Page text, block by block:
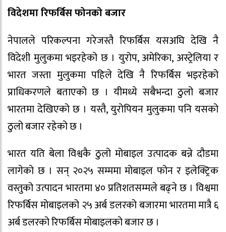
विदेशमा रिफर्बिस फोनको बजार
नेपालले परिकल्पना गरेजस्तै रिफर्बिस यसअघि देखि नै
विदेशी मुलुकमा भइरहेको छ । युरोप, अमेरिका, अस्ट्रेलिया र
भारत जस्ता मुलुकमा पहिले देखि नै रिफर्बिस भइरहेको
प्राधिकरणले बताएको छ । यीमध्ये सबैभन्दा ठुलो बजार
भारतमा देखिएको छ । यस्तै, युरोपियन मुलुकमा पनि यसको
ठुलो बजार रहेको छ ।
भारत यति बेला विश्वकै ठुलो मोबाइल उत्पादक बन्ने दौडमा
लागेको छ । सन् २०२५ सम्ममा मोबाइल फोन र इलेक्ट्रिक
वस्तुको उत्पादन भारतमा ४० प्रतिशतसम्मले बढ्ने छ । विश्वमा
रिफर्बिस मोबाइलको २५ अर्ब डलरको बजारमा भारतमा मात्रै ६
अर्ब डलरको रिफर्बिस मोबाइलको बजार छ ।